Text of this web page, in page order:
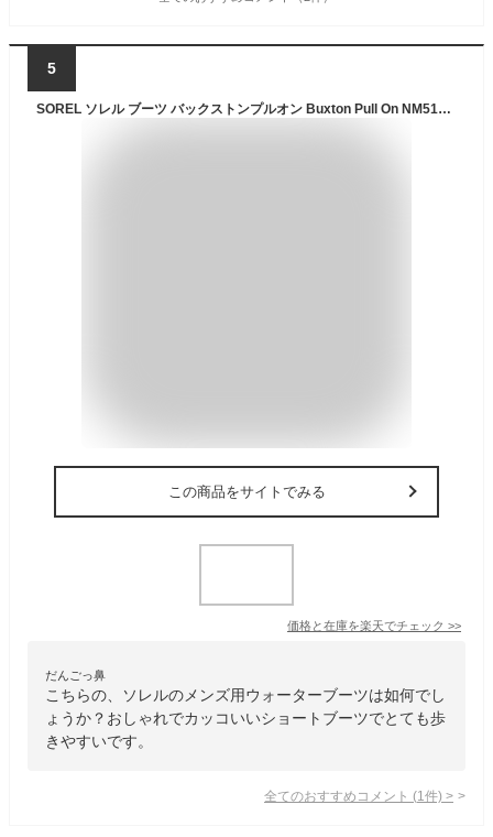
5
SOREL ソレル ブーツ バックストンプルオン Buxton Pull On NM5182 2025秋冬 メンズ 日本正規品 スノーブーツ ウィンターブーツ
この商品をサイトでみる
価格と在庫を楽天でチェック >>
だんごっ鼻
こちらの、ソレルのメンズ用ウォーターブーツは如何でし
ょうか？おしゃれでカッコいいショートブーツでとても歩
きやすいです。
全てのおすすめコメント (1 件) >